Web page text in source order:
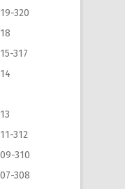
320
317
312
310
308